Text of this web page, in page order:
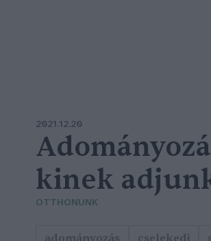
2021.12.20
kinek
OTTHONUNK
adományozás cselekedj